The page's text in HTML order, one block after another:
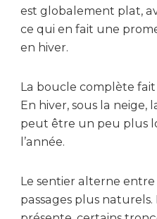
est globalement plat,
ce qui en fait une
en hiver.
La boucle complète
En hiver, sous la neige,
peut être un peu plus
l’année.
Le sentier alterne entre
passages plus